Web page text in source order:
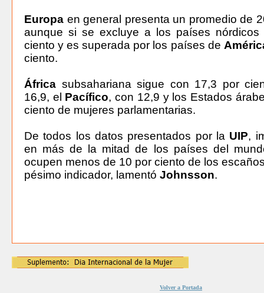
Europa en general presenta un promedio de
aunque si se excluye a los países
ciento y es superada por los países de
ciento.
África subsahariana sigue con 17,3 por
16,9, el Pacífico, con 12,9 y los Estados
ciento de mujeres parlamentarias.
De todos los datos presentados por la UIP,
en más de la mitad de los países del
ocupen menos de 10 por ciento de los
pésimo indicador, lamentó Johnsson.
Volver a Portada